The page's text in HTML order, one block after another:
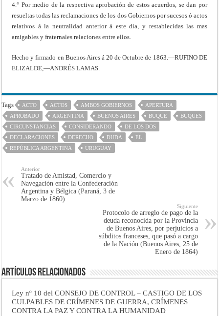
4.° Por medio de la respectiva aprobación de estos acuerdos, se dan por
resueltas todas las reclamaciones de los dos Gobiernos por sucesos ó actos
relativos á la neutralidad anterior á este dia, y restablecidas las mas
amigables y fraternales relaciones entre ellos.
Hecho y firmado en Buenos Aires á 20 de Octubre de 1863.—RUFINO DE
ELIZALDE,—ANDRÉS LAMAS.
Tags ACTO ACTOS AMBOS GOBIERNOS
APERTURA
APROBADO
ARGENTINA BUENOS AIRES BUQUE
BUQUES
CIRCUNSTANCIAS
CONSIDERANDO
DE LOS DOS
DECLARACIONES
DERECHO DUDA
EL
REPÚBLICA ARGENTINA
URUGUAY
Anterior
Tratado de Amistad, Comercio y
Navegación entre la Confederación
Argentina y Bélgica (Paraná, 3 de
Marzo de 1860)
Siguiente
Protocolo de arreglo de pago de la
deuda reconocida por la Provincia
de Buenos Aires, por perjuicios a
súbditos franceses, que pasó a cargo
de la Nación (Buenos Aires, 25 de
Enero de 1864)
Artículos Relacionados
Ley nº 10 del CONSEJO DE CONTROL – CASTIGO DE LOS
CULPABLES DE CRÍMENES DE GUERRA, CRÍMENES
CONTRA LA PAZ Y CONTRA LA HUMANIDAD